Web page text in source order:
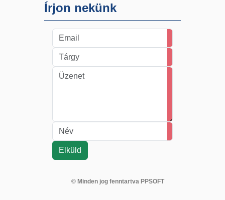
Írjon nekünk
© Minden jog fenntartva PPSOFT